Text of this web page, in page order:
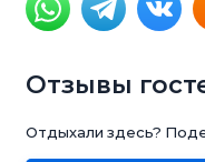
Отзывы
Отдыхали здесь?